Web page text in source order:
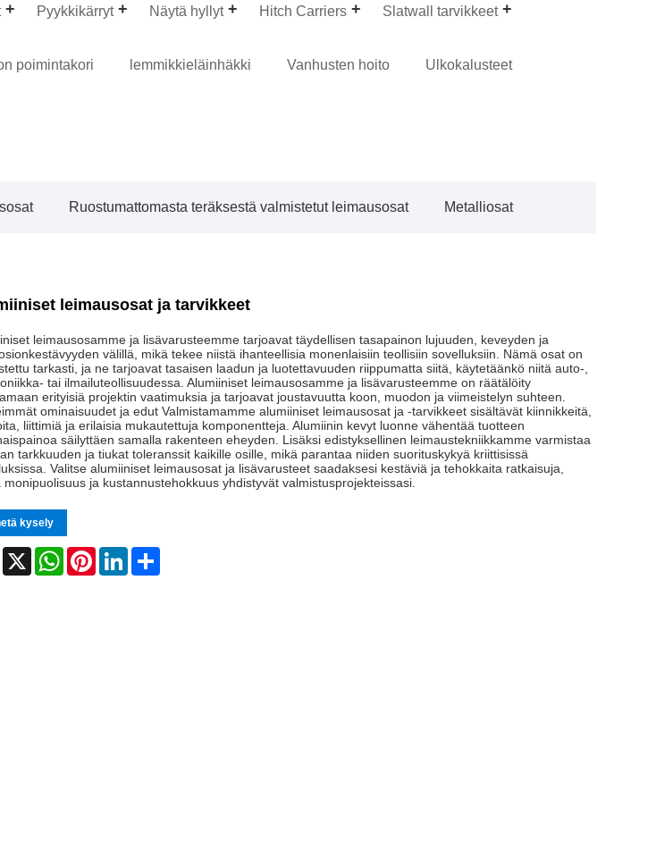
Pyykkikärryt Näytä hyllyt Hitch Carriers Slatwall tarvikkeet
poimintakori lemmikkieläinhäkki Vanhusten hoito Ulkokalusteet
Ruostumattomasta teräksestä valmistetut leimausosat Metalliosat
leimausosat ja tarvikkeet
leimausosamme ja lisävarusteemme tarjoavat täydellisen tasapainon lujuuden, keveyden ja
välillä, mikä tekee niistä ihanteellisia monenlaisiin teollisiin sovelluksiin. Nämä osat on
tarkasti, ja ne tarjoavat tasaisen laadun ja luotettavuuden riippumatta siitä, käytetäänkö niitä auto-,
tai ilmailuteollisuudessa. Alumiiniset leimausosamme ja lisävarusteemme on räätälöity
erityisiä projektin vaatimuksia ja tarjoavat joustavuutta koon, muodon ja viimeistelyn suhteen.
ominaisuudet ja edut Valmistamamme alumiiniset leimausosat ja -tarvikkeet sisältävät kiinnikkeitä,
liittimiä ja erilaisia ​​mukautettuja komponentteja. Alumiinin kevyt luonne vähentää tuotteen
säilyttäen samalla rakenteen eheyden. Lisäksi edistyksellinen leimaustekniikkamme varmistaa
tarkkuuden ja tiukat toleranssit kaikille osille, mikä parantaa niiden suorituskykyä kriittisissä
Valitse alumiiniset leimausosat ja lisävarusteet saadaksesi kestäviä ja tehokkaita ratkaisuja,
monipuolisuus ja kustannustehokkuus yhdistyvät valmistusprojekteissasi.
kysely
Facebook
X WhatsAppPinterestLinkedIn